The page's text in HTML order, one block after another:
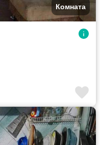
Комната